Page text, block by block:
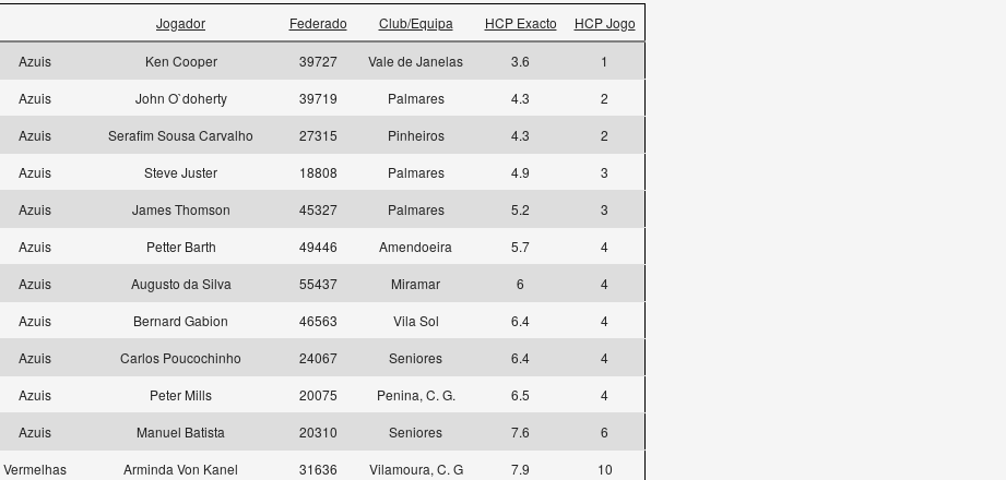
Jogador Federado Club/Equipa HCP Exacto HCP Jogo
Azuis Ken Cooper 39727 Vale de Janelas 3.6
1
Azuis John O`doherty 39719 Palmares 4.3
2
Azuis Serafim Sousa Carvalho 27315 Pinheiros 4.3
2
Azuis Steve Juster 18808 Palmares 4.9
3
Azuis James Thomson 45327 Palmares 5.2
3
Azuis Petter Barth 49446 Amendoeira 5.7
4
Azuis Augusto da Silva 55437 Miramar 6
4
Azuis Bernard Gabion 46563 Vila Sol 6.4
4
Azuis Carlos Poucochinho 24067 Seniores 6.4
4
Azuis Peter Mills 20075 Penina, C. G. 6.5
4
Azuis Manuel Batista 20310 Seniores 7.6
6
Vermelhas Arminda Von Kanel 31636 Vilamoura, C. G 7.9
10